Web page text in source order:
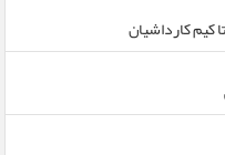
کیم کارداشیان